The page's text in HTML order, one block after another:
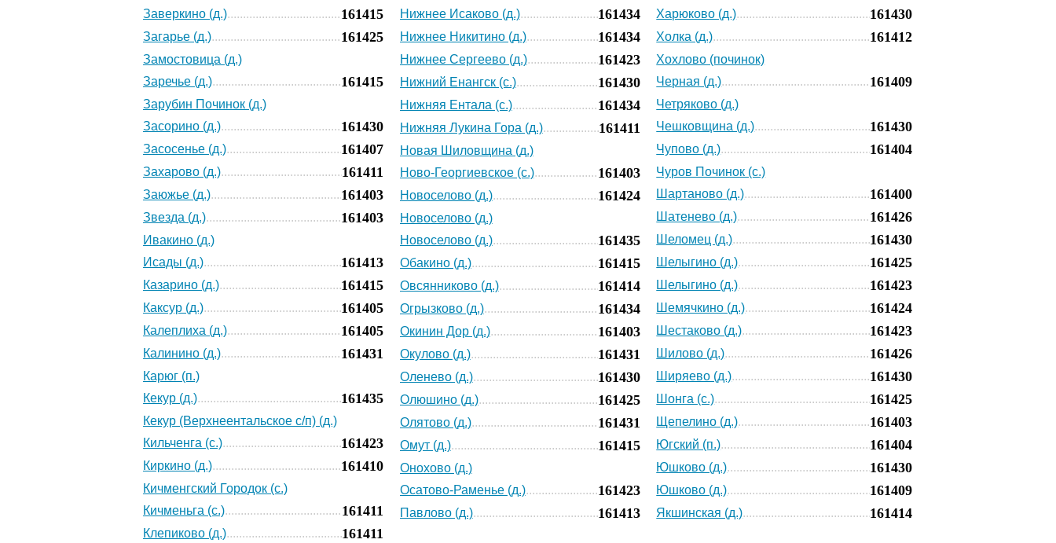
Заверкино (д.) 161415
Загарье (д.) 161425
Замостовица (д.)
Заречье (д.)
161415
Зарубин Починок (д.)
Засорино (д.)
161430
Засосенье (д.) 161407
Захарово (д.) 161411
Заюжье (д.) 161403
Звезда (д.) 161403
Ивакино (д.)
Исады (д.)
161413
Казарино (д.) 161415
Каксур (д.) 161405
Калеплиха (д.) 161405
Калинино (д.) 161431
Карюг (п.)
Кекур (д.)
161435
Кекур (Верхнеентальское с/п) (д.)
Кильченга (с.)
161423
Киркино (д.) 161410
Кичменгский Городок (с.)
Кичменьга (с.)
161411
Клепиково (д.) 161411
Нижнее Исаково (д.) 161434
Нижнее Никитино (д.) 161434
Нижнее Сергеево (д.) 161423
Нижний Енангск (с.) 161430
Нижняя Ентала (с.) 161434
Нижняя Лукина Гора (д.) 161411
Новая Шиловщина (д.)
Ново-Георгиевское (с.)
161403
Новоселово (д.) 161424
Новоселово (д.)
Новоселово (д.)
161435
Обакино (д.) 161415
Овсянниково (д.) 161414
Огрызково (д.) 161434
Окинин Дор (д.) 161403
Окулово (д.) 161431
Оленево (д.) 161430
Олюшино (д.) 161425
Олятово (д.) 161431
Омут (д.) 161415
Онохово (д.)
Осатово-Раменье (д.)
161423
Павлово (д.) 161413
Харюково (д.) 161430
Холка (д.) 161412
Хохлово (починок)
Черная (д.)
161409
Четряково (д.)
Чешковщина (д.)
161430
Чупово (д.) 161404
Чуров Починок (с.)
Шартаново (д.)
161400
Шатенево (д.) 161426
Шеломец (д.) 161430
Шелыгино (д.) 161425
Шелыгино (д.) 161423
Шемячкино (д.) 161424
Шестаково (д.) 161423
Шилово (д.) 161426
Ширяево (д.) 161430
Шонга (с.) 161425
Щепелино (д.) 161403
Югский (п.) 161404
Юшково (д.) 161430
Юшково (д.) 161409
Якшинская (д.) 161414